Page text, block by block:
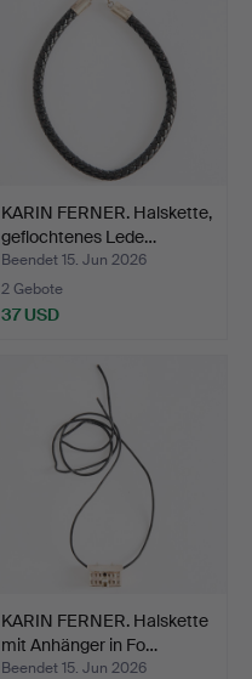
KARIN FERNER. Halskette,
geflochtenes Lede…
Beendet 15. Jun 2026
2 Gebote
37 USD
KARIN FERNER. Halskette
mit Anhänger in Fo…
Beendet 15. Jun 2026